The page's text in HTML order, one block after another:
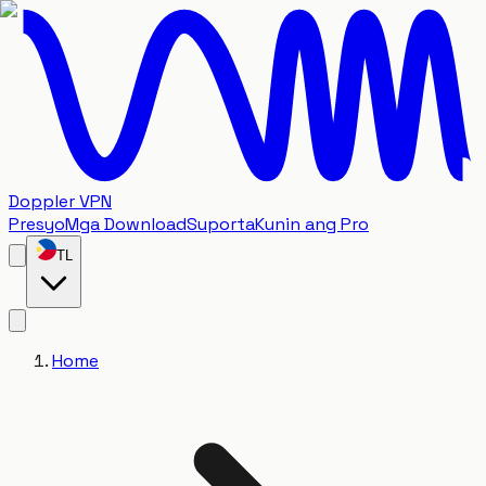
Doppler VPN
PresyoMga DownloadSuportaKunin ang Pro
TL
Home